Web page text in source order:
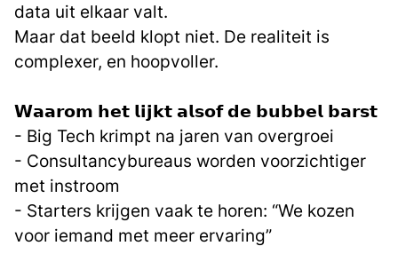
data uit elkaar valt.
Maar dat beeld klopt niet. De realiteit is
complexer, en hoopvoller.
𝗪𝗮𝗮𝗿𝗼𝗺 𝗵𝗲𝘁 𝗹𝗶𝗷𝗸𝘁 𝗮𝗹𝘀𝗼𝗳 𝗱𝗲 𝗯𝘂𝗯𝗯𝗲𝗹 𝗯𝗮𝗿𝘀𝘁
- Big Tech krimpt na jaren van overgroei
- Consultancybureaus worden voorzichtiger
met instroom
- Starters krijgen vaak te horen: “We kozen
voor iemand met meer ervaring”